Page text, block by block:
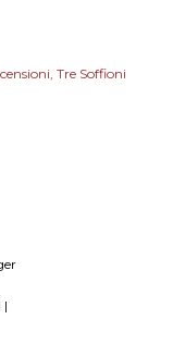
Tre Soffioni
|